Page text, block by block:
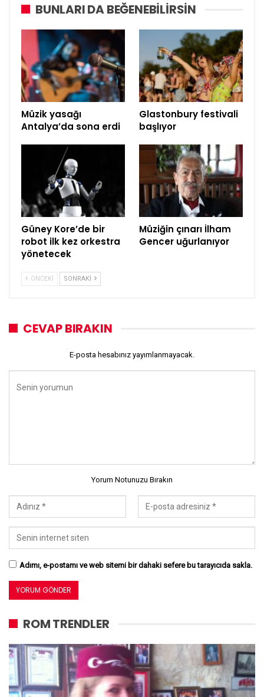
BUNLARI DA BEĞENEBILIRSIN
Müzik yasağı
Antalya’da sona erdi
Glastonbury festivali
başlıyor
Güney Kore’de bir
robot ilk kez orkestra
yönetecek
Müziğin çınarı İlham
Gencer uğurlanıyor
ÖNCEKI SONRAKI
CEVAP BIRAKIN
E-posta hesabınız yayımlanmayacak.
Yorum Notunuzu Bırakın
Adımı, e-postamı ve web sitemi bir dahaki sefere bu tarayıcıda sakla.
ROM TRENDLER